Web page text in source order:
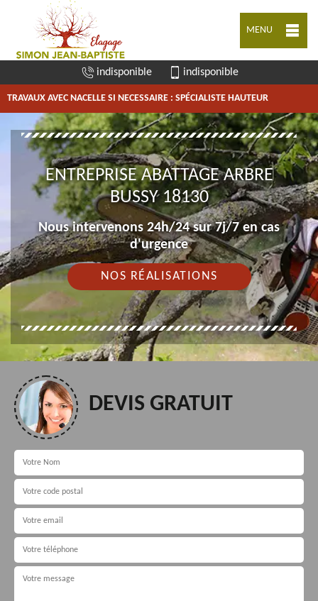
MENU
indisponible indisponible
TRAVAUX AVEC NACELLE SI NECESSAIRE : SPÉCIALISTE HAUTEUR
ENTREPRISE ABATTAGE ARBRE
BUSSY 18130
Nous intervenons 24h/24 sur 7j/7 en cas
d'urgence
NOS RÉALISATIONS
DEVIS GRATUIT